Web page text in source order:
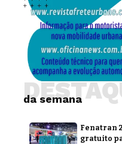
da semana
Fenatran
gratuito